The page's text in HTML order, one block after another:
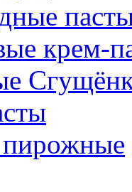
крем-